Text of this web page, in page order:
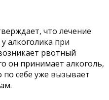
что лечение
алкоголика при
рвотный
он принимает алкоголь,
по себе уже вызывает